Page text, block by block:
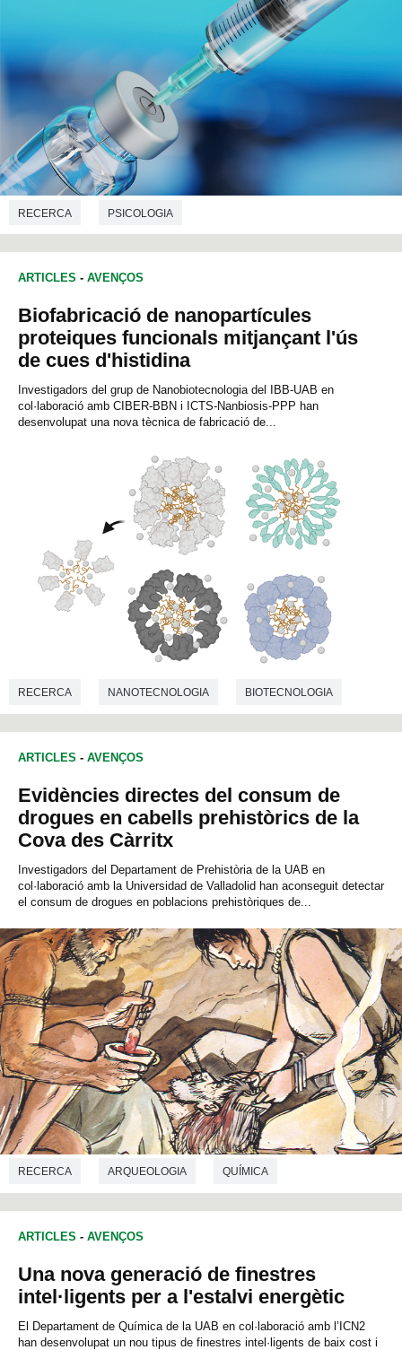
RECERCA PSICOLOGIA
ARTICLES - AVENÇOS
Biofabricació de nanopartícules
proteiques funcionals mitjançant l'ús
de cues d'histidina
Investigadors del grup de Nanobiotecnologia del IBB-UAB en
col·laboració amb CIBER-BBN i ICTS-Nanbiosis-PPP han
desenvolupat una nova tècnica de fabricació de...
RECERCA NANOTECNOLOGIA BIOTECNOLOGIA
ARTICLES - AVENÇOS
Evidències directes del consum de
drogues en cabells prehistòrics de la
Cova des Càrritx
Investigadors del Departament de Prehistòria de la UAB en
col·laboració amb la Universidad de Valladolid han aconseguit detectar
el consum de drogues en poblacions prehistòriques de...
RECERCA ARQUEOLOGIA QUÍMICA
ARTICLES - AVENÇOS
Una nova generació de finestres
intel·ligents per a l'estalvi energètic
El Departament de Química de la UAB en col·laboració amb l’ICN2
han desenvolupat un nou tipus de finestres intel·ligents de baix cost i